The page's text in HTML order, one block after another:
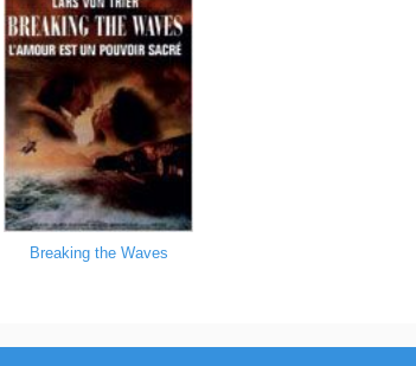
Breaking the Waves